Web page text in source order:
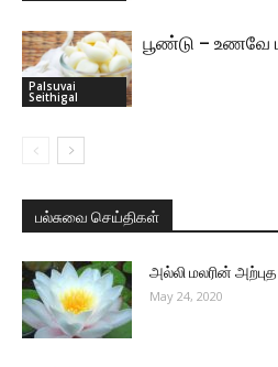
Palsuvai
Seithigal
பூண்டு – உணவே
பல்சுவை செய்திகள்
அல்லி மலரின்
May 24, 2020